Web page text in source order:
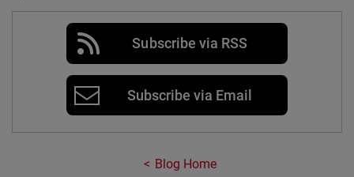
Subscribe via RSS
Subscribe via Email
Blog Home